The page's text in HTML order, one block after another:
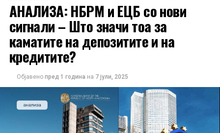
АНАЛИЗА: НБРМ и ЕЦБ со нови
сигнали – Што значи тоа за
каматите на депозитите и на
кредитите?
Објавено пред 1 година на 7 јули, 2025